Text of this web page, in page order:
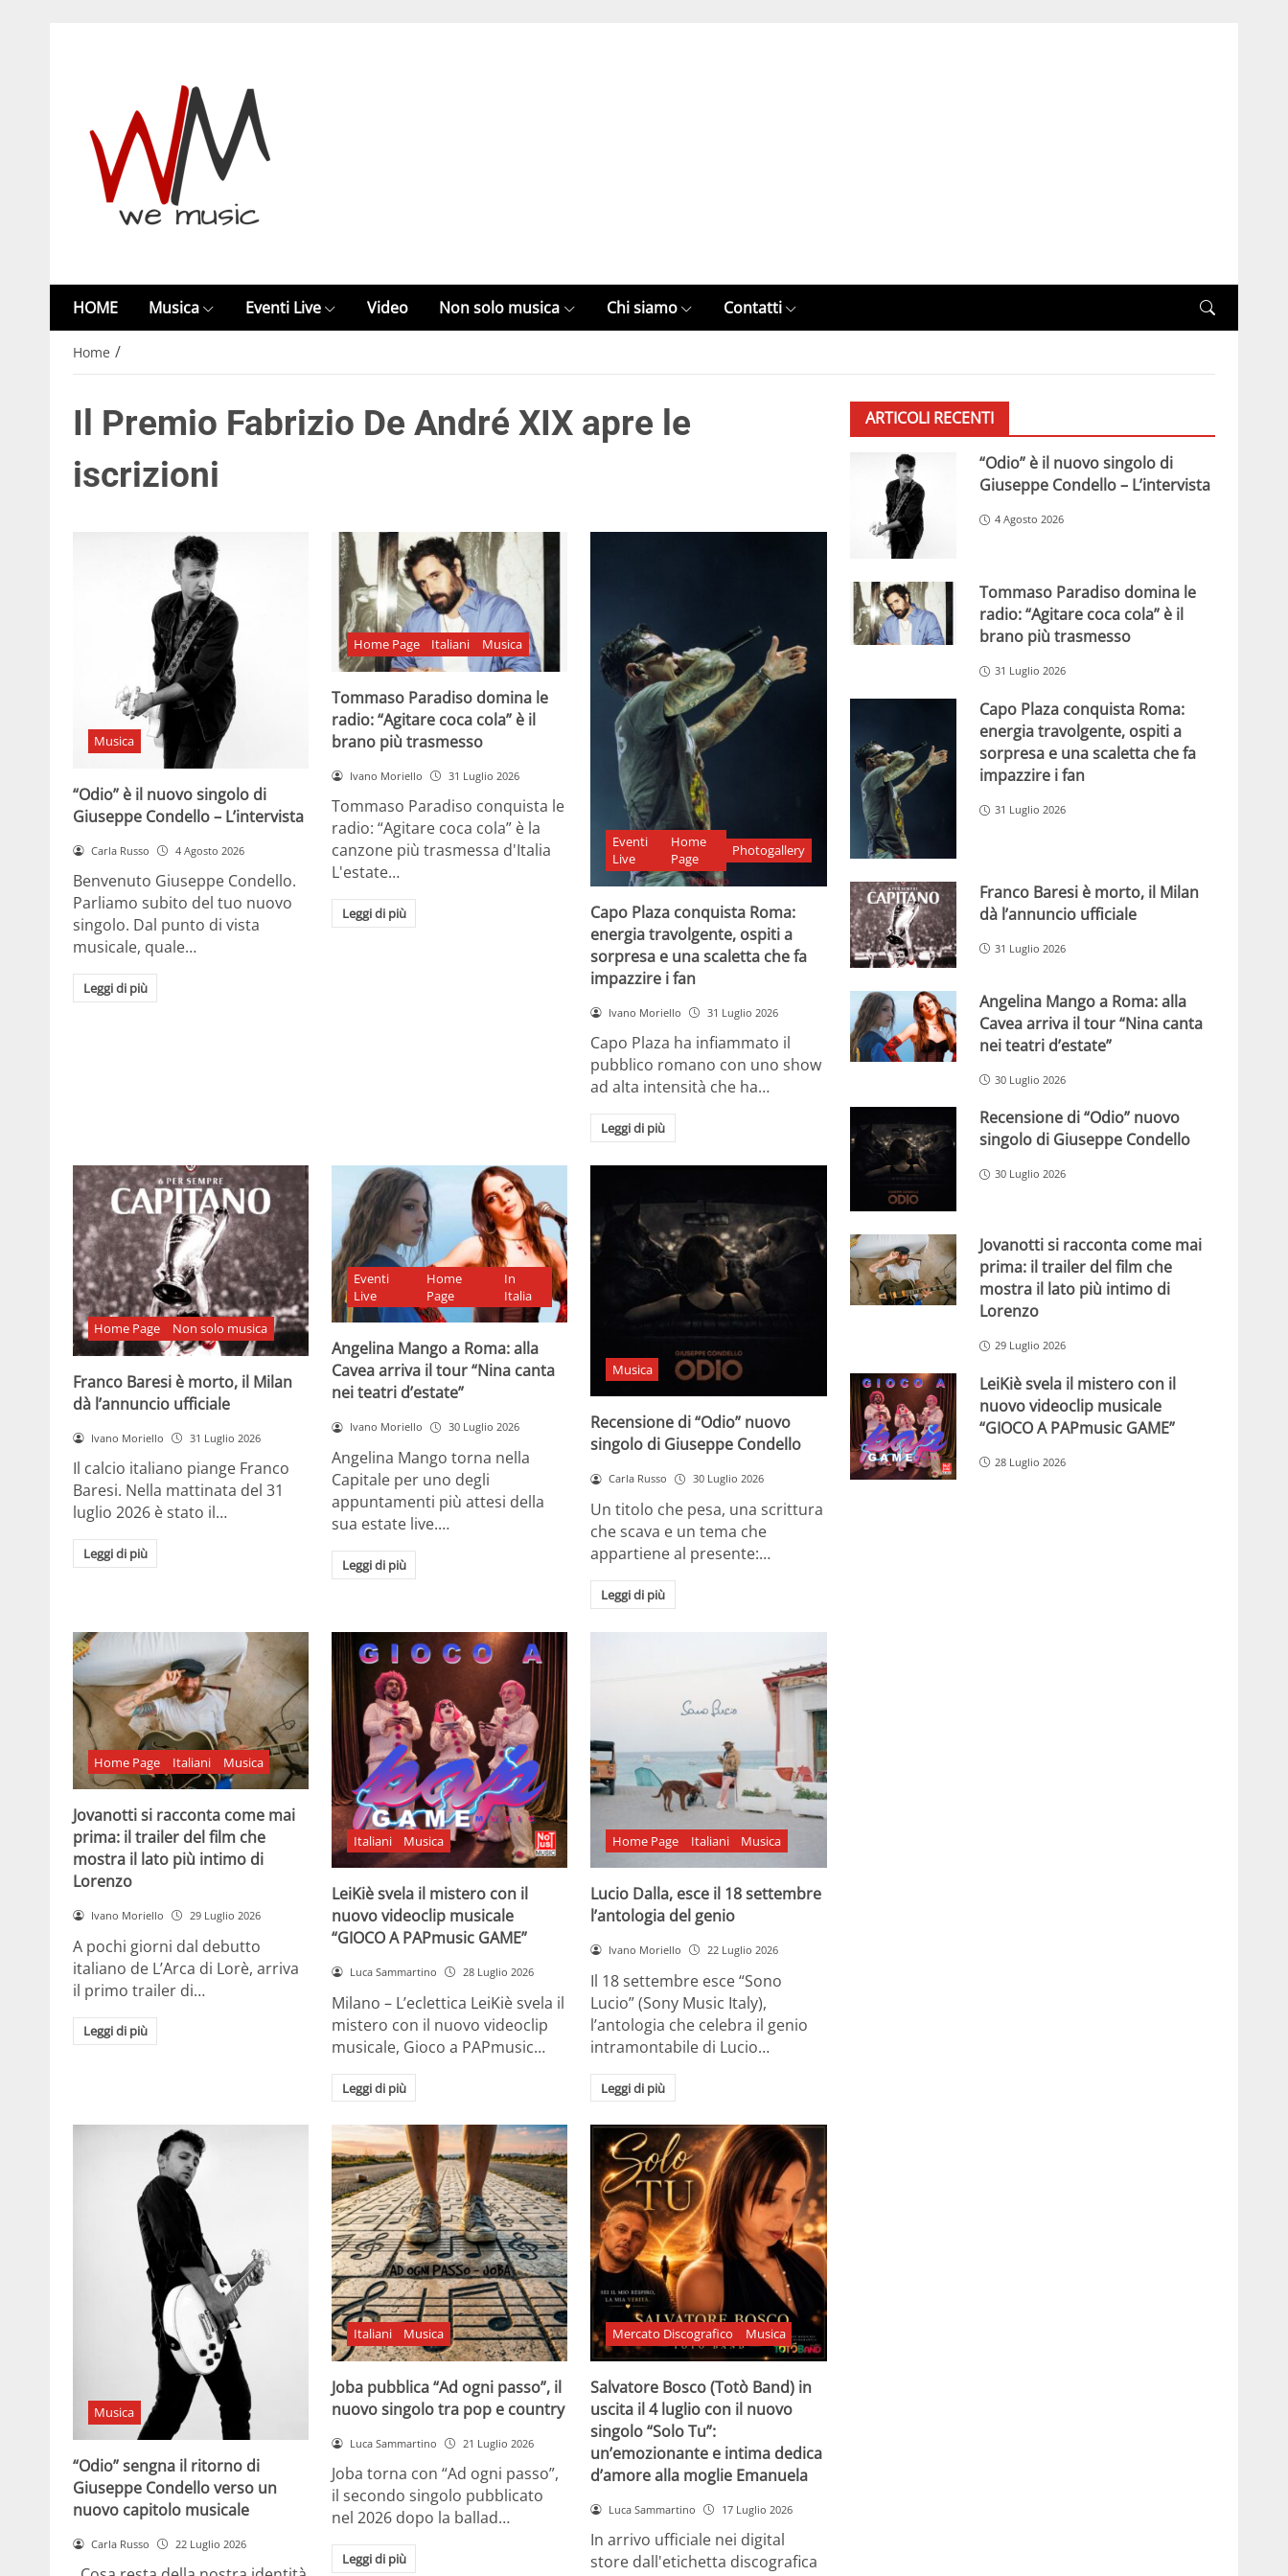
HOME Musica Eventi Live Video Non solo musica Chi siamo Contatti
Home /
Il Premio Fabrizio De André XIX apre le
iscrizioni
Musica
“Odio” è il nuovo singolo di
Giuseppe Condello – L’intervista
Carla Russo 4 Agosto 2026
Benvenuto Giuseppe Condello.
Parliamo subito del tuo nuovo
singolo. Dal punto di vista
musicale, quale…
Leggi di più
Home Page Italiani Musica
Tommaso Paradiso domina le
radio: “Agitare coca cola” è il
brano più trasmesso
Ivano Moriello 31 Luglio 2026
Tommaso Paradiso conquista le
radio: “Agitare coca cola” è la
canzone più trasmessa d'Italia
L'estate…
Leggi di più
Eventi
Live
Home
Page
Photogallery
Capo Plaza conquista Roma:
energia travolgente, ospiti a
sorpresa e una scaletta che fa
impazzire i fan
Ivano Moriello 31 Luglio 2026
Capo Plaza ha infiammato il
pubblico romano con uno show
ad alta intensità che ha…
Leggi di più
Home Page Non solo musica
Franco Baresi è morto, il Milan
dà l’annuncio ufficiale
Ivano Moriello 31 Luglio 2026
Il calcio italiano piange Franco
Baresi. Nella mattinata del 31
luglio 2026 è stato il…
Leggi di più
Eventi
Live
Home
Page
In
Italia
Angelina Mango a Roma: alla
Cavea arriva il tour “Nina canta
nei teatri d’estate”
Ivano Moriello 30 Luglio 2026
Angelina Mango torna nella
Capitale per uno degli
appuntamenti più attesi della
sua estate live.…
Leggi di più
Musica
Recensione di “Odio” nuovo
singolo di Giuseppe Condello
Carla Russo 30 Luglio 2026
Un titolo che pesa, una scrittura
che scava e un tema che
appartiene al presente:…
Leggi di più
Home Page Italiani Musica
Jovanotti si racconta come mai
prima: il trailer del film che
mostra il lato più intimo di
Lorenzo
Ivano Moriello 29 Luglio 2026
A pochi giorni dal debutto
italiano de L’Arca di Lorè, arriva
il primo trailer di…
Leggi di più
Italiani Musica
LeiKiè svela il mistero con il
nuovo videoclip musicale
“GIOCO A PAPmusic GAME”
Luca Sammartino 28 Luglio 2026
Milano – L’eclettica LeiKiè svela il
mistero con il nuovo videoclip
musicale, Gioco a PAPmusic…
Leggi di più
Home Page Italiani Musica
Lucio Dalla, esce il 18 settembre
l’antologia del genio
Ivano Moriello 22 Luglio 2026
Il 18 settembre esce “Sono
Lucio” (Sony Music Italy),
l’antologia che celebra il genio
intramontabile di Lucio…
Leggi di più
Musica
“Odio” sengna il ritorno di
Giuseppe Condello verso un
nuovo capitolo musicale
Carla Russo 22 Luglio 2026
Italiani Musica
Joba pubblica “Ad ogni passo”, il
nuovo singolo tra pop e country
Luca Sammartino 21 Luglio 2026
Joba torna con “Ad ogni passo”,
il secondo singolo pubblicato
nel 2026 dopo la ballad…
Leggi di più
Mercato Discografico Musica
Salvatore Bosco (Totò Band) in
uscita il 4 luglio con il nuovo
singolo “Solo Tu”:
un’emozionante e intima dedica
d’amore alla moglie Emanuela
Luca Sammartino 17 Luglio 2026
In arrivo ufficiale nei digital
store dall'etichetta discografica
ARTICOLI RECENTI
“Odio” è il nuovo singolo di
Giuseppe Condello – L’intervista
4 Agosto 2026
Tommaso Paradiso domina le
radio: “Agitare coca cola” è il
brano più trasmesso
31 Luglio 2026
Capo Plaza conquista Roma:
energia travolgente, ospiti a
sorpresa e una scaletta che fa
impazzire i fan
31 Luglio 2026
Franco Baresi è morto, il Milan
dà l’annuncio ufficiale
31 Luglio 2026
Angelina Mango a Roma: alla
Cavea arriva il tour “Nina canta
nei teatri d’estate”
30 Luglio 2026
Recensione di “Odio” nuovo
singolo di Giuseppe Condello
30 Luglio 2026
Jovanotti si racconta come mai
prima: il trailer del film che
mostra il lato più intimo di
Lorenzo
29 Luglio 2026
LeiKiè svela il mistero con il
nuovo videoclip musicale
“GIOCO A PAPmusic GAME”
28 Luglio 2026